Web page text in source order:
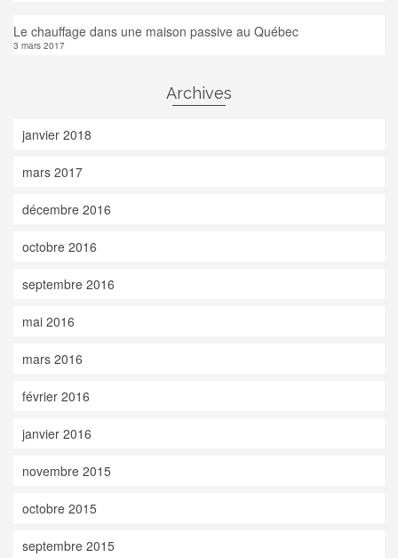
Le chauffage dans une maison passive au Québec
3 mars 2017
Archives
janvier 2018
mars 2017
décembre 2016
octobre 2016
septembre 2016
mai 2016
mars 2016
février 2016
janvier 2016
novembre 2015
octobre 2015
septembre 2015